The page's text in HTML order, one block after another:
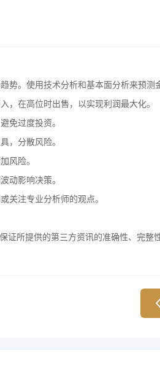
势。使用技术分析和基本面分析来预测
，在高位时出售，以实现利润最大化。
免过度投资。
，分散风险。
风险。
动影响决策。
关注专业分析师的观点。
证所提供的第三方资讯的准确性、完整